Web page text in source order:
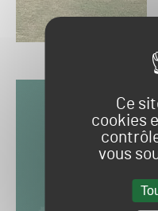
Ce
cookies
vous